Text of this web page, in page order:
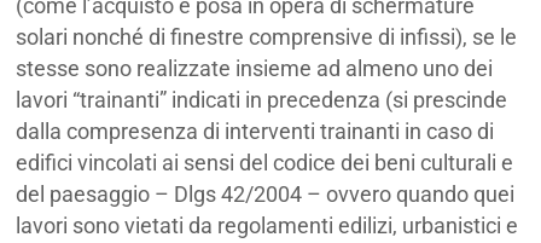
(come l’acquisto e posa in opera di schermature
solari nonché di finestre comprensive di infissi), se le
stesse sono realizzate insieme ad almeno uno dei
lavori “trainanti” indicati in precedenza (si prescinde
dalla compresenza di interventi trainanti in caso di
edifici vincolati ai sensi del codice dei beni culturali e
del paesaggio – Dlgs 42/2004 – ovvero quando quei
lavori sono vietati da regolamenti edilizi, urbanistici e